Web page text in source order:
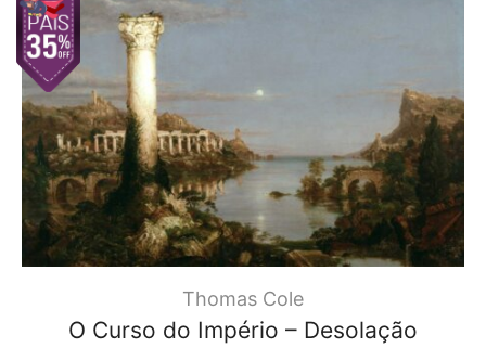
Thomas Cole
O Curso do Império – Desolação